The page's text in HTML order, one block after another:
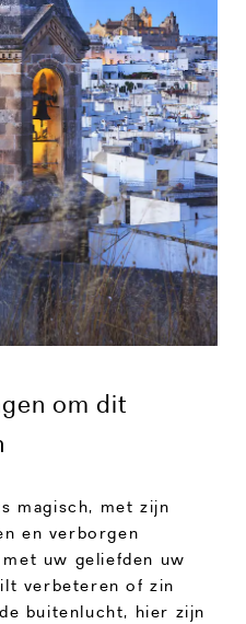
om dit
magisch, met zijn
en verborgen
uw geliefden uw
verbeteren of zin
buitenlucht, hier zijn